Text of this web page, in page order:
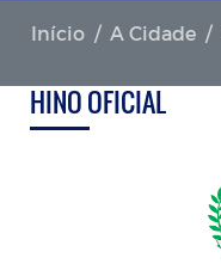
Início A Cidade
HINO OFICIAL